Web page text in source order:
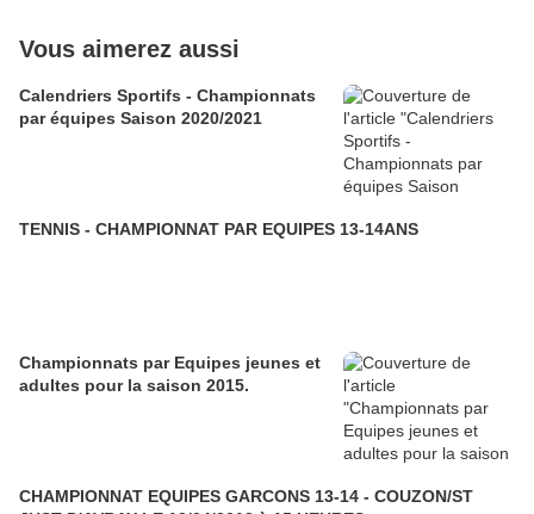
Vous aimerez aussi
Calendriers Sportifs - Championnats
par équipes Saison 2020/2021
TENNIS - CHAMPIONNAT PAR EQUIPES 13-14ANS
Championnats par Equipes jeunes et
adultes pour la saison 2015.
CHAMPIONNAT EQUIPES GARCONS 13-14 - COUZON/ST